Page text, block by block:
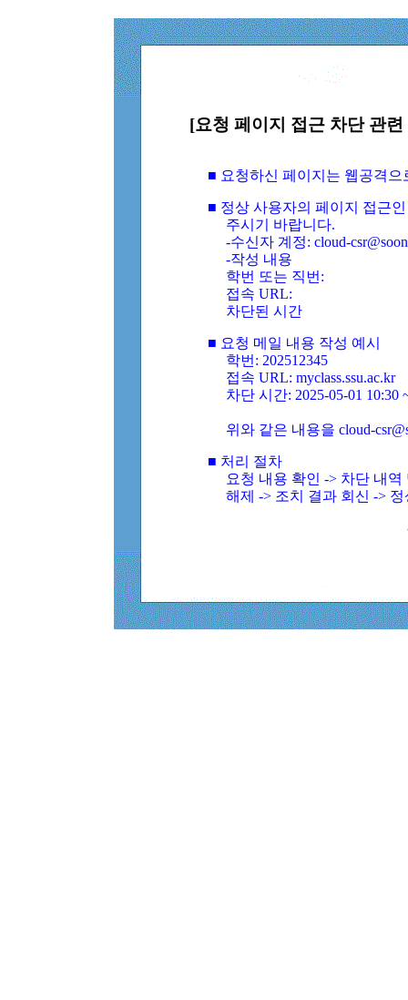
[요청 페이지 접근 차단 관
■ 요청하신 페이지는 웹공격
■ 정상 사용자의 페이지 접근
주시기 바랍니다.
-수신자 계정: cloud-
-작성 내용
학번 또는 직번:
접속 URL:
차단된 시간
■ 요청 메일 내용 작성 예시
학번: 202512345
접속 URL: myclass.ssu.ac.kr
차단 시간: 2025-05-01 10:30
위와 같은 내용을 cloud-
■ 처리 절차
요청 내용 확인 -> 차단 내
해제 -> 조치 결과 회신 ->